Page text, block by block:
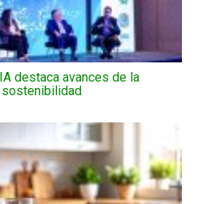
destaca avances de la
sostenibilidad